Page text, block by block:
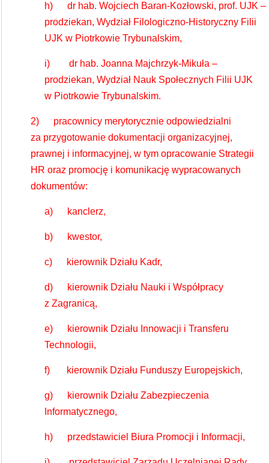
h) dr hab. Wojciech Baran-Kozłowski, prof. UJK –
prodziekan, Wydział Filologiczno-Historyczny Filii
UJK w Piotrkowie Trybunalskim,
i) dr hab. Joanna Majchrzyk-Mikuła –
prodziekan, Wydział Nauk Społecznych Filii UJK
w Piotrkowie Trybunalskim.
2) pracownicy merytorycznie odpowiedzialni
za przygotowanie dokumentacji organizacyjnej,
prawnej i informacyjnej, w tym opracowanie Strategii
HR oraz promocję i komunikację wypracowanych
dokumentów:
a) kanclerz,
b) kwestor,
c) kierownik Działu Kadr,
d) kierownik Działu Nauki i Współpracy
z Zagranicą,
e) kierownik Działu Innowacji i Transferu
Technologii,
f) kierownik Działu Funduszy Europejskich,
g) kierownik Działu Zabezpieczenia
Informatycznego,
h) przedstawiciel Biura Promocji i Informacji,